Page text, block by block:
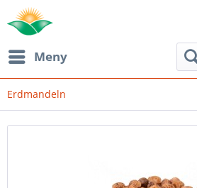
Meny
Erdmandeln